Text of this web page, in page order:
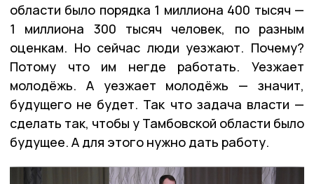
области было порядка 1 миллиона 400 тысяч —
1 миллиона 300 тысяч человек, по разным
оценкам. Но сейчас люди уезжают. Почему?
Потому что им негде работать. Уезжает
молодёжь. А уезжает молодёжь — значит,
будущего не будет. Так что задача власти —
сделать так, чтобы у Тамбовской области было
будущее. А для этого нужно дать работу.